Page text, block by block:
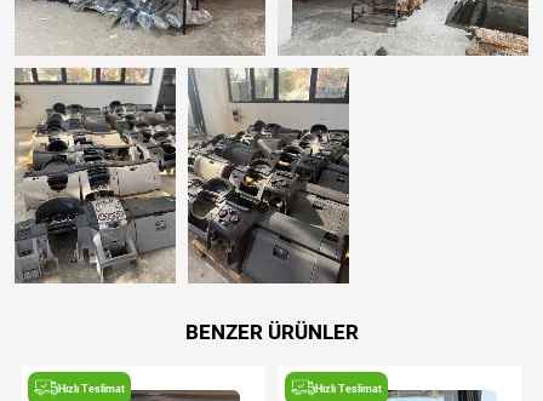
BENZER ÜRÜNLER
Hızlı Teslimat Hızlı Teslimat